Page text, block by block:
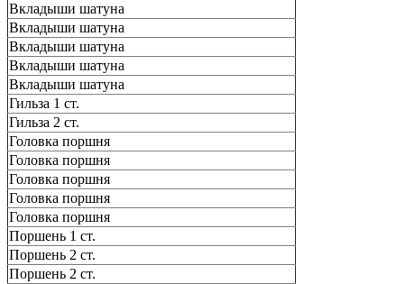
Вкладыши шатуна
Вкладыши шатуна
Вкладыши шатуна
Вкладыши шатуна
Вкладыши шатуна
Гильза 1 ст.
Гильза 2 ст.
Головка поршня
Головка поршня
Головка поршня
Головка поршня
Головка поршня
Поршень 1 ст.
Поршень 2 ст.
Поршень 2 ст.